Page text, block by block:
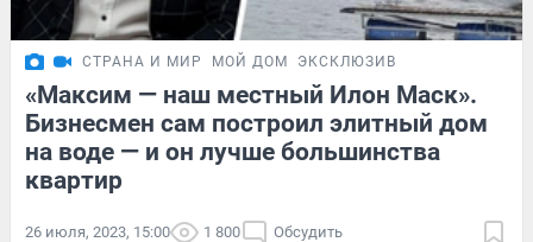
СТРАНА И МИР МОЙ ДОМ ЭКСКЛЮЗИВ
«Максим — наш местный Илон Маск».
Бизнесмен сам построил элитный дом
на воде — и он лучше большинства
квартир
26 июля, 2023, 15:00 1 800 Обсудить